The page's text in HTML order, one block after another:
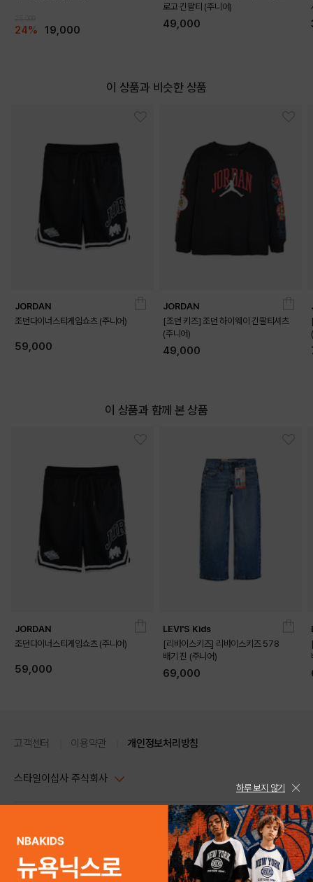
라글란 소매 라인이 활동적인 인상을 더함
배색 소매가 심플한 코디에 포인트를 줌
전면 프린트로 여름 단독 스타일을 산뜻하게 완성
24% 19,000
로고 긴팔티 (주니어)
49,000
이 상품과 비슷한 상품
JORDAN
조던다이너스티게임쇼츠 (주니어)
59,000
JORDAN
[조던 키즈] 조던 하이웨이 긴팔티셔츠
(주니어)
49,000
이 상품과 함께 본 상품
JORDAN
조던다이너스티게임쇼츠 (주니어)
59,000
LEVI'S Kids
[리바이스키즈] 리바이스키즈 578
배기 진 (주니어)
69,000
고객센터 이용약관 개인정보처리방침
스타일이십사 주식회사
주소 : 서울시 강남구 논현로 633, 6층 (논현동, 한세엠케이빌딩)
사업자등록번호 : 116-81-32499
통신판매업신고번호 : 제 2024-서울강남-04239
스타일24 고객센터 1544-5336
평일 09:00~ 18:00 (토/일/공휴일 휴무)
help Email : help@style24.com
하루 보지 않기